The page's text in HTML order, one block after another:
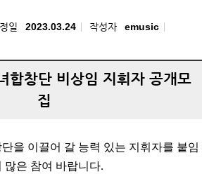
일 2023.03.24 작성자
emusic
합창단 비상임 지휘자 공개모
집
을 이끌어 갈 능력 있는 지휘자를 붙임
많은 참여 바랍니다.